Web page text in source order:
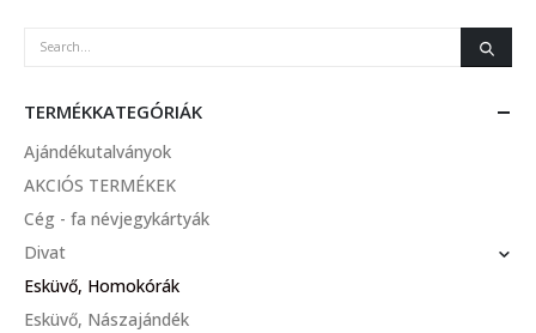
TERMÉKKATEGÓRIÁK
Ajándékutalványok
AKCIÓS TERMÉKEK
Cég - fa névjegykártyák
Divat
Esküvő, Homokórák
Esküvő, Nászajándék